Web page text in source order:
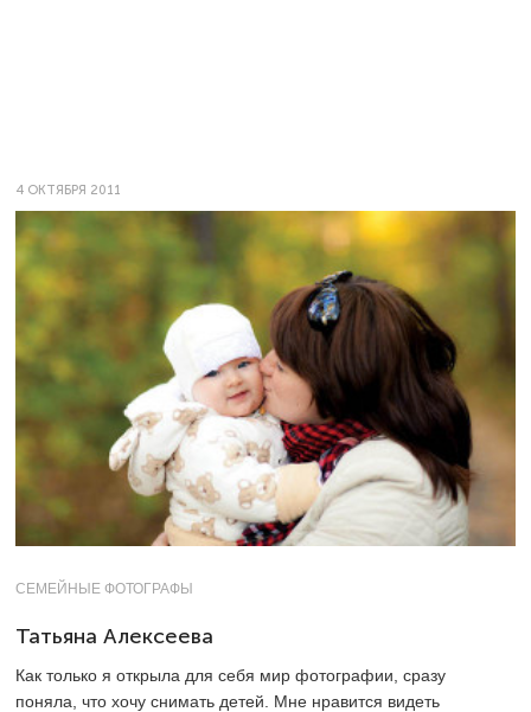
4 ОКТЯБРЯ 2011
СЕМЕЙНЫЕ ФОТОГРАФЫ
Татьяна Алексеева
Как только я открыла для себя мир фотографии, сразу
поняла, что хочу снимать детей. Мне нравится видеть